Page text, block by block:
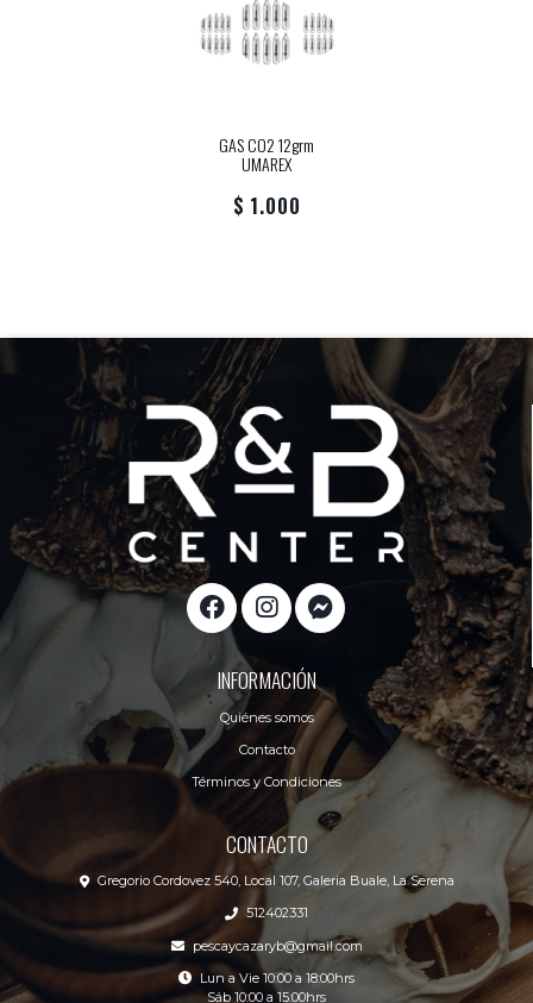
GAS CO2 12grm
UMAREX
$ 1.000
INFORMACIÓN
Quiénes somos
Contacto
Términos y Condiciones
CONTACTO
Gregorio Cordovez 540, Local 107, Galeria Buale, La Serena
512402331
pescaycazaryb@gmail.com
Lun a Vie 10:00 a 18:00hrs
Sáb 10:00 a 15:00hrs